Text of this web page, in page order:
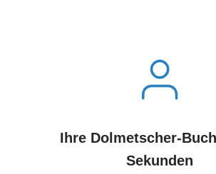
Ihre Dolmetscher-
Sekunden